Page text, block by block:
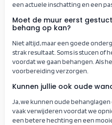
een actuele inschatting en een
Moet de muur eerst
behang op kan?
Niet altijd, maar een goede
strak resultaat. Soms is stucen of
voordat we gaan behangen. Als
voorbereiding verzorgen.
Kunnen jullie ook oude
Ja, we kunnen oude
vaak verwijderen voordat we
een betere hechting en een